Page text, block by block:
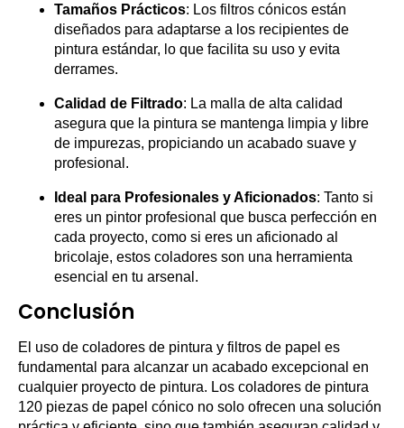
Tamaños Prácticos: Los filtros cónicos están
diseñados para adaptarse a los recipientes de
pintura estándar, lo que facilita su uso y evita
derrames.
Calidad de Filtrado: La malla de alta calidad
asegura que la pintura se mantenga limpia y libre
de impurezas, propiciando un acabado suave y
profesional.
Ideal para Profesionales y Aficionados: Tanto si
eres un pintor profesional que busca perfección en
cada proyecto, como si eres un aficionado al
bricolaje, estos coladores son una herramienta
esencial en tu arsenal.
Conclusión
El uso de coladores de pintura y filtros de papel es
fundamental para alcanzar un acabado excepcional en
cualquier proyecto de pintura. Los coladores de pintura
120 piezas de papel cónico no solo ofrecen una solución